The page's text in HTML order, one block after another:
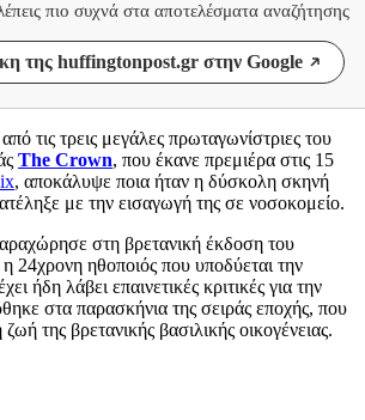
πιο συχνά στα αποτελέσματα αναζήτησης
της huffingtonpost.gr στην Google
τις τρεις μεγάλες πρωταγωνίστριες του
The Crown, που έκανε πρεμιέρα στις 15
, αποκάλυψε ποια ήταν η δύσκολη σκηνή
με την εισαγωγή της σε νοσοκομείο.
στη βρετανική έκδοση του
24χρονη ηθοποιός που υποδύεται την
ήδη λάβει επαινετικές κριτικές για την
στα παρασκήνια της σειράς εποχής, που
της βρετανικής βασιλικής οικογένειας.